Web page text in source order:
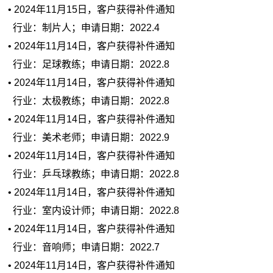
• 2024年11月15日，客户获得补件通知
行业：制片人；申请日期：2022.4
• 2024年11月14日，客户获得补件通知
行业：足球教练；申请日期：2022.8
• 2024年11月14日，客户获得补件通知
行业：太极教练；申请日期：2022.8
• 2024年11月14日，客户获得补件通知
行业：美术老师；申请日期：2022.9
• 2024年11月14日，客户获得补件通知
行业：乒乓球教练；申请日期：2022.8
• 2024年11月14日，客户获得补件通知
行业：室内设计师；申请日期：2022.8
• 2024年11月14日，客户获得补件通知
行业：音响师；申请日期：2022.7
• 2024年11月14日，客户获得补件通知